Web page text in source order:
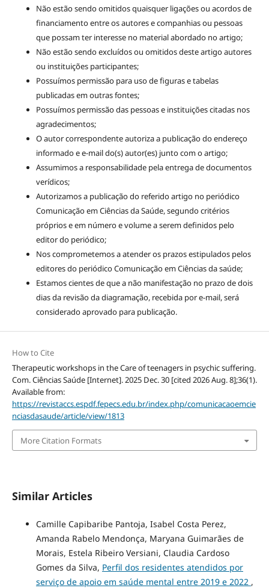
Não estão sendo omitidos quaisquer ligações ou acordos de
financiamento entre os autores e companhias ou pessoas
que possam ter interesse no material abordado no artigo;
Não estão sendo excluídos ou omitidos deste artigo autores
ou instituições participantes;
Possuímos permissão para uso de figuras e tabelas
publicadas em outras fontes;
Possuímos permissão das pessoas e instituições citadas nos
agradecimentos;
O autor correspondente autoriza a publicação do endereço
informado e e-mail do(s) autor(es) junto com o artigo;
Assumimos a responsabilidade pela entrega de documentos
verídicos;
Autorizamos a publicação do referido artigo no periódico
Comunicação em Ciências da Saúde, segundo critérios
próprios e em número e volume a serem definidos pelo
editor do periódico;
Nos comprometemos a atender os prazos estipulados pelos
editores do periódico Comunicação em Ciências da saúde;
Estamos cientes de que a não manifestação no prazo de dois
dias da revisão da diagramação, recebida por e-mail, será
considerado aprovado para publicação.
How to Cite
Therapeutic workshops in the Care of teenagers in psychic suffering.
Com. Ciências Saúde [Internet]. 2025 Dec. 30 [cited 2026 Aug. 8];36(1).
Available from:
https://revistaccs.espdf.fepecs.edu.br/index.php/comunicacaoemcie
nciasdasaude/article/view/1813
More Citation Formats
Similar Articles
Camille Capibaribe Pantoja, Isabel Costa Perez,
Amanda Rabelo Mendonça, Maryana Guimarães de
Morais, Estela Ribeiro Versiani, Claudia Cardoso
Gomes da Silva, Perfil dos residentes atendidos por
serviço de apoio em saúde mental entre 2019 e 2022 ,